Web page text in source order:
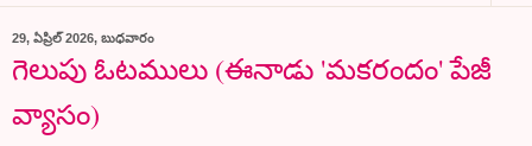
29, ఏప్రిల్ 2026, బుధవారం
గెలుపు ఓటములు (ఈనాడు 'మకరందం' పేజీ
వ్యాసం)